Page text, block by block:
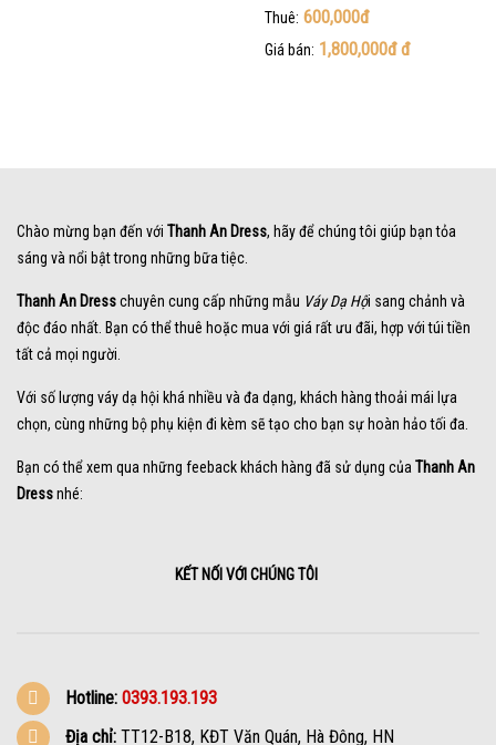
Thuê: 600,000đ
Giá bán: 1,800,000đđ
Chào mừng bạn đến với Thanh An Dress, hãy để chúng tôi giúp bạn tỏa
sáng và nổi bật trong những bữa tiệc.
Thanh An Dresschuyên cung cấp những mẫu Váy Dạ Hội sang chảnh và
độc đáo nhất. Bạn có thể thuê hoặc mua với giá rất ưu đãi, hợp với túi tiền
tất cả mọi người.
Với số lượng váy dạ hội khá nhiều và đa dạng, khách hàng thoải mái lựa
chọn, cùng những bộ phụ kiện đi kèm sẽ tạo cho bạn sự hoàn hảo tối đa.
Bạn có thể xem qua những feeback khách hàng đã sử dụng của Thanh An
Dressnhé:
KẾT NỐI VỚI CHÚNG TÔI
Hotline: 0393.193.193
Địa chỉ: TT12-B18, KĐT Văn Quán, Hà Đông, HN